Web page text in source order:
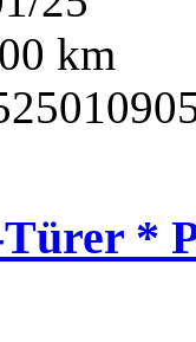
km
*